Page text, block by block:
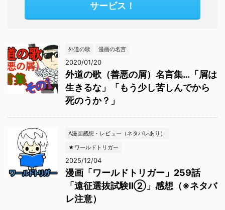
サービス！
外道の歌 漫画の名言
2020/01/20
外道の歌（善悪の屑）名言集…「屑は
生きるな」「もう少し苦しんでから
死のうか？」
A漫画感想・レビュー（ネタバレあり）
★ワールドトリガー
2025/12/04
漫画「ワールドトリガー」259話
「遠征選抜試験Ⅱ②」感想（※ネタバ
レ注意）